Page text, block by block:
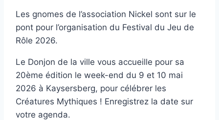
Les gnomes de l’association Nickel sont sur le
pont pour l’organisation du Festival du Jeu de
Rôle 2026.
Le Donjon de la ville vous accueille pour sa
20ème édition le week-end du 9 et 10 mai
2026 à Kaysersberg, pour célébrer les
Créatures Mythiques ! Enregistrez la date sur
votre agenda.